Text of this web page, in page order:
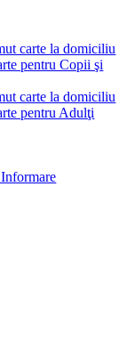
carte la domiciliu
pentru Copii şi
carte la domiciliu
pentru Adulţi